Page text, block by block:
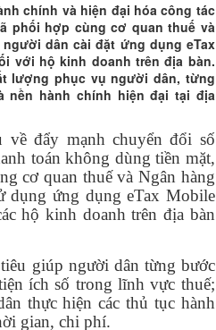
chính và hiện đại hóa công tác
phối hợp cùng cơ quan thuế và
dân cài đặt ứng dụng eTax
với hộ kinh doanh trên địa bàn.
lượng phục vụ người dân, từng
nền hành chính hiện đại tại địa
đẩy mạnh chuyển đổi số
toán không dùng tiền mặt,
cơ quan thuế và Ngân hàng
dụng ứng dụng eTax Mobile
hộ kinh doanh trên địa bàn
giúp người dân từng bước
ích số trong lĩnh vực thuế;
thực hiện các thủ tục hành
gian, chi phí.